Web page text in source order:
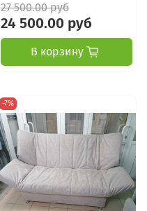
27 500.00 руб
24 500.00 руб
В корзину
-7%